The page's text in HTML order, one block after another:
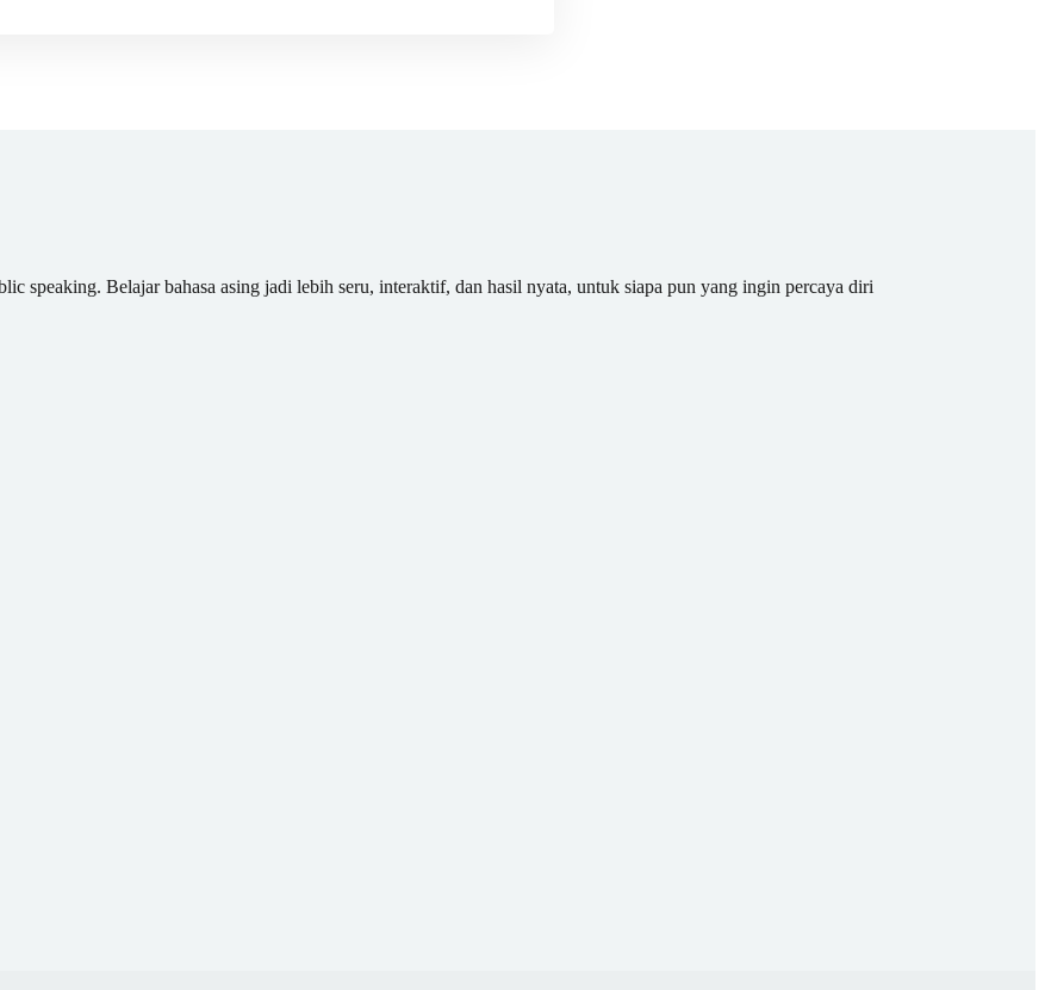
speaking. Belajar bahasa asing jadi lebih seru, interaktif, dan hasil nyata, untuk siapa pun yang ingin percaya diri